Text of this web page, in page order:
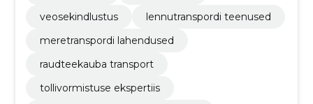
veosekindlustus
lennutranspordi teenused
meretranspordi lahendused
raudteekauba transport
tollivormistuse ekspertiis